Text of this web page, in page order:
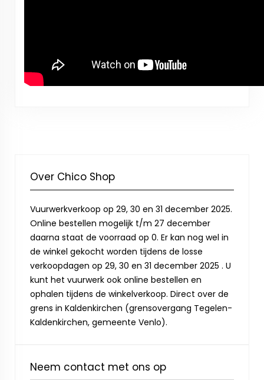
Over Chico Shop
Vuurwerkverkoop op 29, 30 en 31 december 2025.
Online bestellen mogelijk t/m 27 december
daarna staat de voorraad op 0. Er kan nog wel in
de winkel gekocht worden tijdens de losse
verkoopdagen op 29, 30 en 31 december 2025 . U
kunt het vuurwerk ook online bestellen en
ophalen tijdens de winkelverkoop. Direct over de
grens in Kaldenkirchen (grensovergang Tegelen-
Kaldenkirchen, gemeente Venlo).
Neem contact met ons op